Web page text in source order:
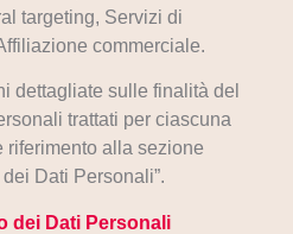
targeting, Servizi di
commerciale.
dettagliate sulle finalità del
trattati per ciascuna
riferimento alla sezione
Dati Personali”.
dei Dati Personali